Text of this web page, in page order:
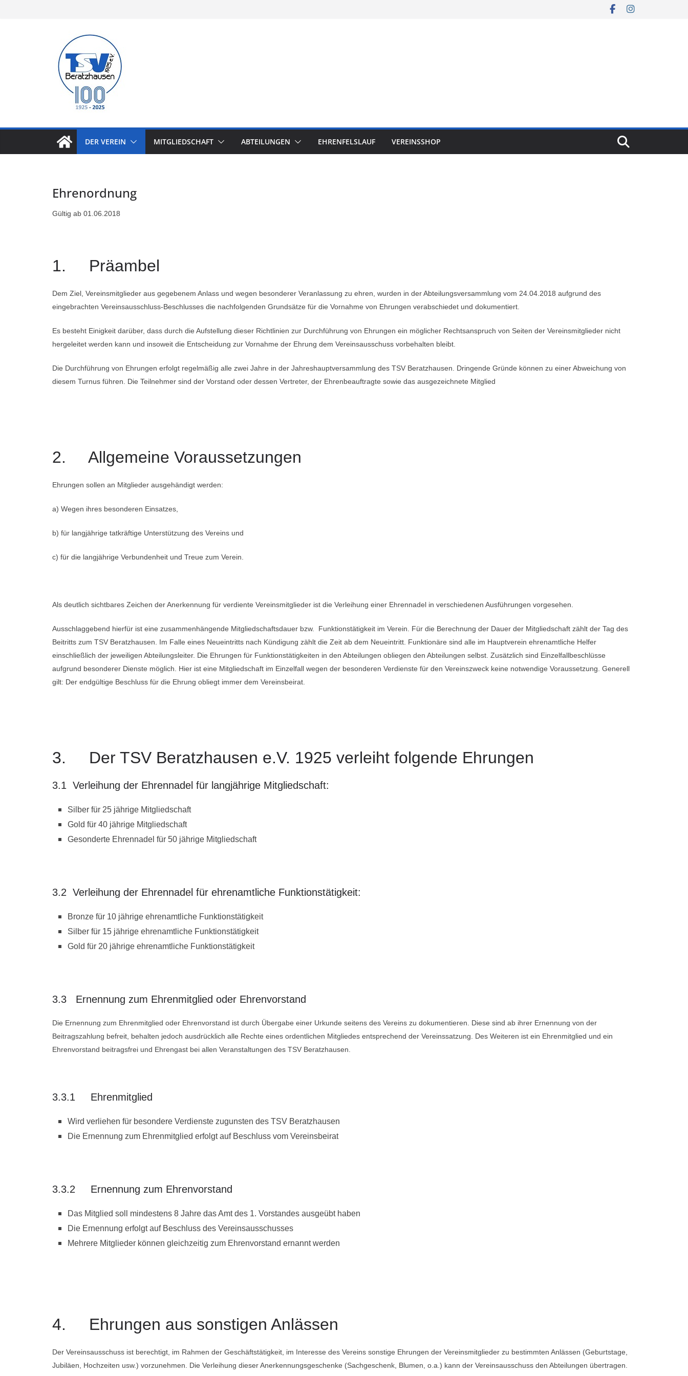
DER VEREIN MITGLIEDSCHAFT ABTEILUNGEN EHRENFELSLAUF VEREINSSHOP
Ehrenordnung
Gültig ab 01.06.2018
1. Präambel
Dem Ziel, Vereinsmitglieder aus gegebenem Anlass und wegen besonderer Veranlassung zu ehren, wurden in der Abteilungsversammlung vom 24.04.2018 aufgrund des
eingebrachten Vereinsausschluss-Beschlusses die nachfolgenden Grundsätze für die Vornahme von Ehrungen verabschiedet und dokumentiert.
Es besteht Einigkeit darüber, dass durch die Aufstellung dieser Richtlinien zur Durchführung von Ehrungen ein möglicher Rechtsanspruch von Seiten der Vereinsmitglieder nicht
hergeleitet werden kann und insoweit die Entscheidung zur Vornahme der Ehrung dem Vereinsausschuss vorbehalten bleibt.
Die Durchführung von Ehrungen erfolgt regelmäßig alle zwei Jahre in der Jahreshauptversammlung des TSV Beratzhausen. Dringende Gründe können zu einer Abweichung von
diesem Turnus führen. Die Teilnehmer sind der Vorstand oder dessen Vertreter, der Ehrenbeauftragte sowie das ausgezeichnete Mitglied
2. Allgemeine Voraussetzungen
Ehrungen sollen an Mitglieder ausgehändigt werden:
a) Wegen ihres besonderen Einsatzes,
b) für langjährige tatkräftige Unterstützung des Vereins und
c) für die langjährige Verbundenheit und Treue zum Verein.
Als deutlich sichtbares Zeichen der Anerkennung für verdiente Vereinsmitglieder ist die Verleihung einer Ehrennadel in verschiedenen Ausführungen vorgesehen.
Ausschlaggebend hierfür ist eine zusammenhängende Mitgliedschaftsdauer bzw. Funktionstätigkeit im Verein. Für die Berechnung der Dauer der Mitgliedschaft zählt der Tag des
Beitritts zum TSV Beratzhausen. Im Falle eines Neueintritts nach Kündigung zählt die Zeit ab dem Neueintritt. Funktionäre sind alle im Hauptverein ehrenamtliche Helfer
einschließlich der jeweiligen Abteilungsleiter. Die Ehrungen für Funktionstätigkeiten in den Abteilungen obliegen den Abteilungen selbst. Zusätzlich sind Einzelfallbeschlüsse
aufgrund besonderer Dienste möglich. Hier ist eine Mitgliedschaft im Einzelfall wegen der besonderen Verdienste für den Vereinszweck keine notwendige Voraussetzung. Generell
gilt: Der endgültige Beschluss für die Ehrung obliegt immer dem Vereinsbeirat.
3. Der TSV Beratzhausen e.V. 1925 verleiht folgende Ehrungen
3.1 Verleihung der Ehrennadel für langjährige Mitgliedschaft:
Silber für 25 jährige Mitgliedschaft
Gold für 40 jährige Mitgliedschaft
Gesonderte Ehrennadel für 50 jährige Mitgliedschaft
3.2 Verleihung der Ehrennadel für ehrenamtliche Funktionstätigkeit:
Bronze für 10 jährige ehrenamtliche Funktionstätigkeit
Silber für 15 jährige ehrenamtliche Funktionstätigkeit
Gold für 20 jährige ehrenamtliche Funktionstätigkeit
3.3 Ernennung zum Ehrenmitglied oder Ehrenvorstand
Die Ernennung zum Ehrenmitglied oder Ehrenvorstand ist durch Übergabe einer Urkunde seitens des Vereins zu dokumentieren. Diese sind ab ihrer Ernennung von der
Beitragszahlung befreit, behalten jedoch ausdrücklich alle Rechte eines ordentlichen Mitgliedes entsprechend der Vereinssatzung. Des Weiteren ist ein Ehrenmitglied und ein
Ehrenvorstand beitragsfrei und Ehrengast bei allen Veranstaltungen des TSV Beratzhausen.
3.3.1 Ehrenmitglied
Wird verliehen für besondere Verdienste zugunsten des TSV Beratzhausen
Die Ernennung zum Ehrenmitglied erfolgt auf Beschluss vom Vereinsbeirat
3.3.2 Ernennung zum Ehrenvorstand
Das Mitglied soll mindestens 8 Jahre das Amt des 1. Vorstandes ausgeübt haben
Die Ernennung erfolgt auf Beschluss des Vereinsausschusses
Mehrere Mitglieder können gleichzeitig zum Ehrenvorstand ernannt werden
4. Ehrungen aus sonstigen Anlässen
Der Vereinsausschuss ist berechtigt, im Rahmen der Geschäftstätigkeit, im Interesse des Vereins sonstige Ehrungen der Vereinsmitglieder zu bestimmten Anlässen (Geburtstage,
Jubiläen, Hochzeiten usw.) vorzunehmen. Die Verleihung dieser Anerkennungsgeschenke (Sachgeschenk, Blumen, o.a.) kann der Vereinsausschuss den Abteilungen übertragen.